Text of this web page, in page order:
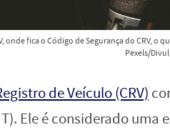
onde fica o Código de Segurança do CRV, o
Pexels/
de Veículo (CRV)
Ele é considerado